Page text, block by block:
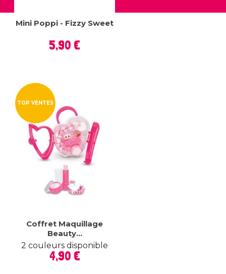
Mini Poppi - Fizzy Sweet
Prix
5,90 €
Coffret Maquillage
Beauty...
2 couleurs disponible
Prix
4,90 €
TOP VENTES